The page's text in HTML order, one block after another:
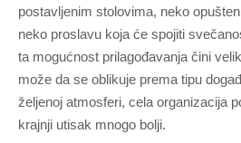
postavljenim stolovima, neko
neko proslavu koja će spojiti
ta mogućnost prilagođavanja čini
može da se oblikuje prema tipu
željenoj atmosferi, cela organizacija
krajnji utisak mnogo bolji.